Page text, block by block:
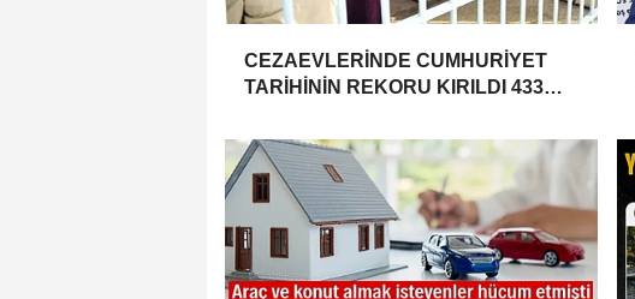
CEZAEVLERİNDE CUMHURİYET
TARİHİNİN REKORU KIRILDI 433